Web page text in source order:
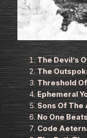
The Devil’s
The
Threshold
Ephemeral
Sons Of The
No One
Code